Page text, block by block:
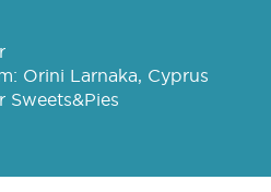
Orini Larnaka, Cyprus
Sweets&Pies